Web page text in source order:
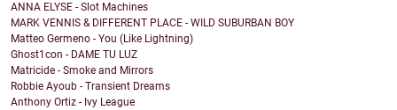
ANNA ELYSE - Slot Machines
MARK VENNIS & DIFFERENT PLACE - WILD SUBURBAN BOY
Matteo Germeno - You (Like Lightning)
Ghost1con - DAME TU LUZ
Matricide - Smoke and Mirrors
Robbie Ayoub - Transient Dreams
Anthony Ortiz - Ivy League